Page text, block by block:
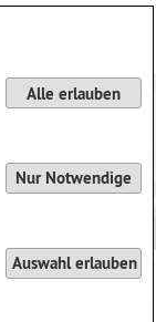
Alle erlauben
Nur Notwendige
Auswahl erlauben